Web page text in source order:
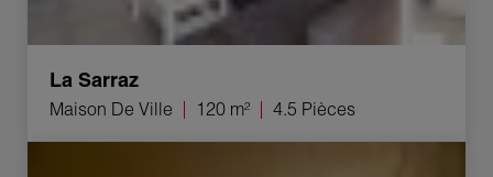
La Sarraz
Maison De Ville 120 m² 4.5 Pièces